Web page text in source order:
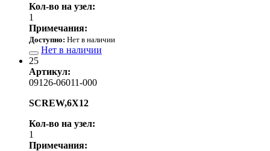
Кол-во на узел:
1
Примечания:
Доступно: Нет в наличии
Нет в наличии
25
Артикул:
09126-06011-000
SCREW,6X12
Кол-во на узел:
1
Примечания: